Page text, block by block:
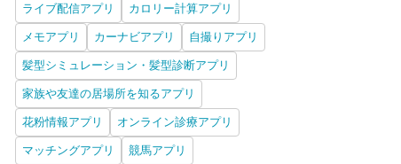
ライブ配信アプリ カロリー計算アプリ
メモアプリ カーナビアプリ 自撮りアプリ
髪型シミュレーション・髪型診断アプリ
家族や友達の居場所を知るアプリ
花粉情報アプリ オンライン診療アプリ
マッチングアプリ 競馬アプリ